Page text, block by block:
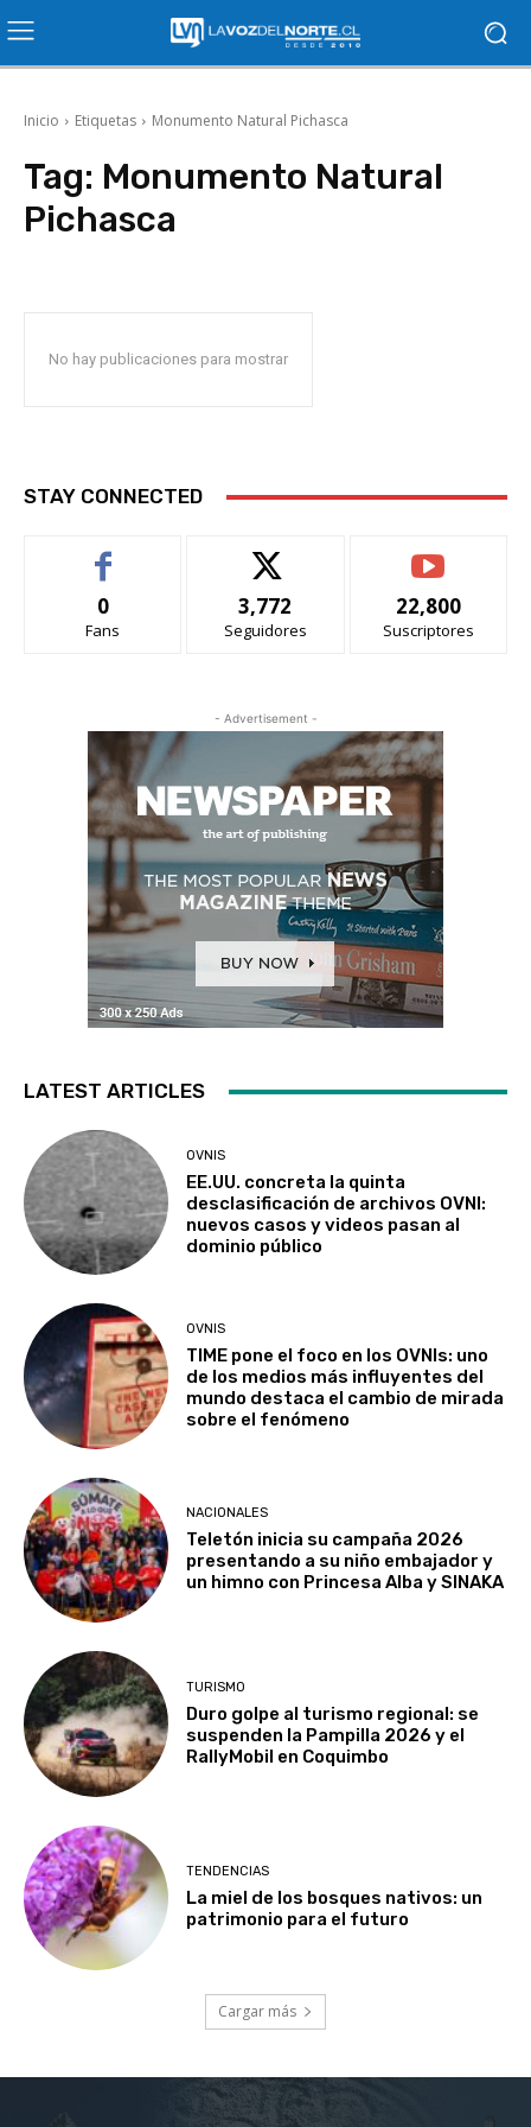
Inicio Etiquetas Monumento Natural Pichasca
Tag: Monumento Natural
Pichasca
No hay publicaciones para mostrar
STAY CONNECTED
0
Fans
3,772
Seguidores
22,800
Suscriptores
- Advertisement -
LATEST ARTICLES
OVNIS
EE.UU. concreta la quinta
desclasificación de archivos OVNI:
nuevos casos y videos pasan al
dominio público
OVNIS
TIME pone el foco en los OVNIs: uno
de los medios más influyentes del
mundo destaca el cambio de mirada
sobre el fenómeno
NACIONALES
Teletón inicia su campaña 2026
presentando a su niño embajador y
un himno con Princesa Alba y SINAKA
TURISMO
Duro golpe al turismo regional: se
suspenden la Pampilla 2026 y el
RallyMobil en Coquimbo
TENDENCIAS
La miel de los bosques nativos: un
patrimonio para el futuro
Cargar más